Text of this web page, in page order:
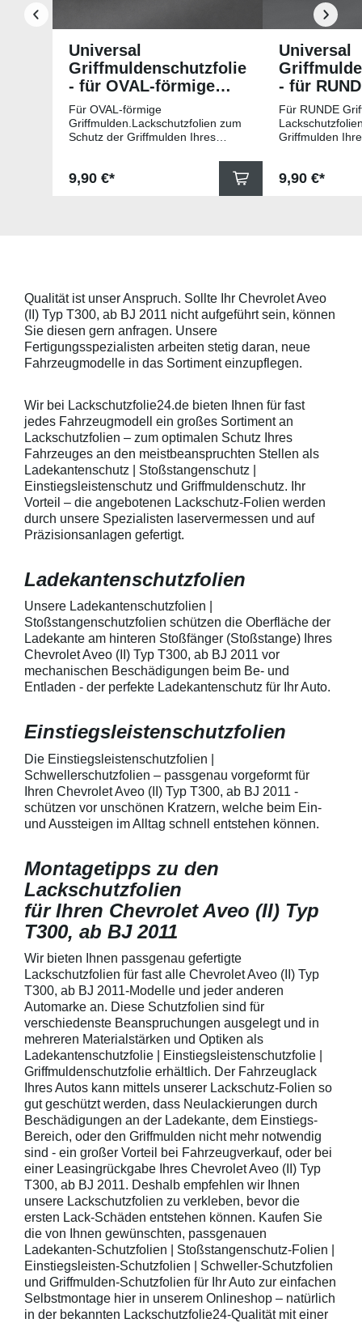
Universal
Griffmuldenschutzfolie
- für OVAL-förmige
Griffmulden
Für OVAL-förmige
Griffmulden.Lackschutzfolien zum
Schutz der Griffmulden Ihres
Schutzfolie gegen Kratzer in den
Griffmulden. Die Pads sind 78mm
beigelegter Anleitung) benetzen,
diese danach auflegen und mittig
anstreichen - anschließend die
Lackschutzfolie mittels Fön
erwärmen und von der Mitte
heraus in alle Richtungen
kontaktieren Sie uns bitte
telefonisch. Lieferumfang
transparente Lackschutzfolie 5
Stück Lackschutzpads für 5
Griffmulden / Griffschalen
Merkmale Spezielle Vinylfolie mit
bestmöglichem Schutz gegen
Kratzer und Abrieb Bestens
geeignet zum Schutz von
Fahrzeugkarosserien gegen
mechanische Einwirkung am
Fahrzeugkarosserien und
mechanische Einwirkung
entwickeltStärke der Folie beträgt
150 µmSchützt den wertvollen
Lack in der GriffmuldenKeine
unschönen Kratzer durch
Fingenägel oder Ringe in den
GriffmuldenSpezielle Vinylfolie mit
bestmöglichem Schutz gegen
Regulärer Preis:
9,90 €*
Universal
- für
Für RUNDE
Griffmulden
Die Pads sind
Schutzpads
sollten die
Folie mit
beigelegter
diese danach
anstreichen -
Lackschutzfolie
heraus in alle
ausstreichen.
kontaktieren
telefonisch.
geeignet zum
mechanische
zum Schutz von
150 µmSchützt
Lack in der
Fingenägel
bestmöglichem
Kratzer und
Fahrzeuglack
Regulärer
9,90 €*
Qualität ist unser Anspruch. Sollte Ihr Chevrolet Aveo
(II) Typ T300, ab BJ 2011 nicht aufgeführt sein, können
Sie diesen gern anfragen. Unsere
Fertigungsspezialisten arbeiten stetig daran, neue
Fahrzeugmodelle in das Sortiment einzupflegen.
Wir bei Lackschutzfolie24.de bieten Ihnen für fast
jedes Fahrzeugmodell ein großes Sortiment an
Lackschutzfolien – zum optimalen Schutz Ihres
Fahrzeuges an den meistbeanspruchten Stellen als
Ladekantenschutz | Stoßstangenschutz |
Einstiegsleistenschutz und Griffmuldenschutz. Ihr
Vorteil – die angebotenen Lackschutz-Folien werden
durch unsere Spezialisten laservermessen und auf
Präzisionsanlagen gefertigt.
Ladekantenschutzfolien
Unsere Ladekantenschutzfolien |
Stoßstangenschutzfolien schützen die Oberfläche der
Ladekante am hinteren Stoßfänger (Stoßstange) Ihres
Chevrolet Aveo (II) Typ T300, ab BJ 2011 vor
mechanischen Beschädigungen beim Be- und
Entladen - der perfekte Ladekantenschutz für Ihr Auto.
Einstiegsleistenschutzfolien
Die Einstiegsleistenschutzfolien |
Schwellerschutzfolien – passgenau vorgeformt für
Ihren Chevrolet Aveo (II) Typ T300, ab BJ 2011 -
schützen vor unschönen Kratzern, welche beim Ein-
und Aussteigen im Alltag schnell entstehen können.
Montagetipps zu den
Lackschutzfolien
für Ihren Chevrolet Aveo (II) Typ
T300, ab BJ 2011
Wir bieten Ihnen passgenau gefertigte
Lackschutzfolien für fast alle Chevrolet Aveo (II) Typ
T300, ab BJ 2011-Modelle und jeder anderen
Automarke an. Diese Schutzfolien sind für
verschiedenste Beanspruchungen ausgelegt und in
mehreren Materialstärken und Optiken als
Ladekantenschutzfolie | Einstiegsleistenschutzfolie |
Griffmuldenschutzfolie erhältlich. Der Fahrzeuglack
Ihres Autos kann mittels unserer Lackschutz-Folien so
gut geschützt werden, dass Neulackierungen durch
Beschädigungen an der Ladekante, dem Einstiegs-
Bereich, oder den Griffmulden nicht mehr notwendig
sind - ein großer Vorteil bei Fahrzeugverkauf, oder bei
einer Leasingrückgabe Ihres Chevrolet Aveo (II) Typ
T300, ab BJ 2011. Deshalb empfehlen wir Ihnen
unsere Lackschutzfolien zu verkleben, bevor die
ersten Lack-Schäden entstehen können. Kaufen Sie
die von Ihnen gewünschten, passgenauen
Ladekanten-Schutzfolien | Stoßstangenschutz-Folien |
Einstiegsleisten-Schutzfolien | Schweller-Schutzfolien
und Griffmulden-Schutzfolien für Ihr Auto zur einfachen
Selbstmontage hier in unserem Onlineshop – natürlich
in der bekannten Lackschutzfolie24-Qualität mit einer